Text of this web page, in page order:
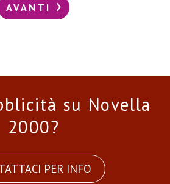
AVANTI
su Novella
2000?
PER INFO